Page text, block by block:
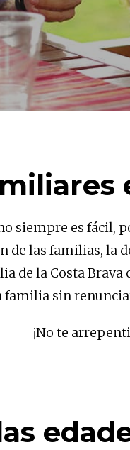
siempre es fácil,
las familias, la
de la Costa
sin
¡No te